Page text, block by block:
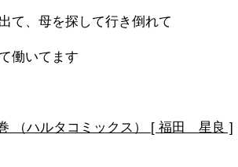
て、母を探して行き倒れて
働いてます
（ハルタコミックス） [ 福田 星良 ]